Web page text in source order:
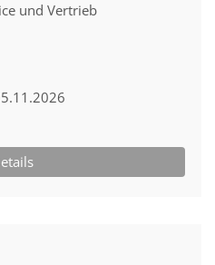
und Vertrieb